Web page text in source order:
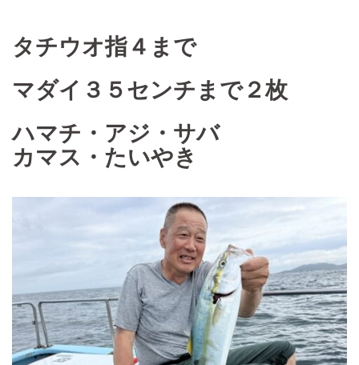
タチウオ指４まで
マダイ３５センチまで２枚
ハマチ・アジ・サバ
カマス・たいやき